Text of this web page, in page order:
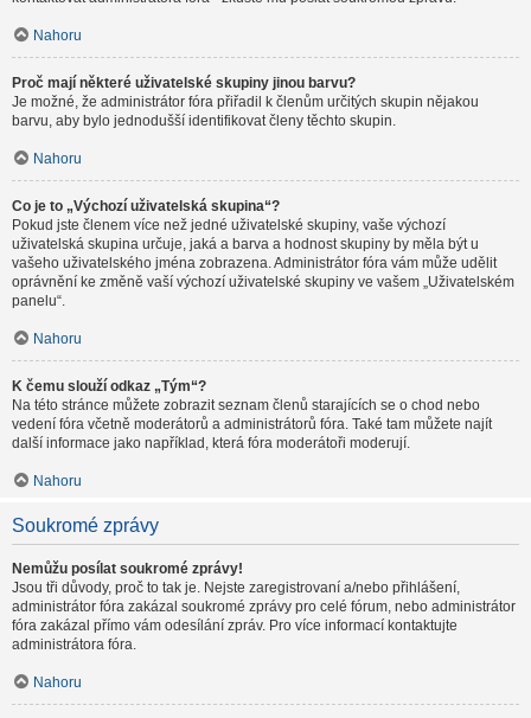
Nahoru
Proč mají některé uživatelské skupiny jinou barvu?
Je možné, že administrátor fóra přiřadil k členům určitých skupin nějakou
barvu, aby bylo jednodušší identifikovat členy těchto skupin.
Nahoru
Co je to „Výchozí uživatelská skupina“?
Pokud jste členem více než jedné uživatelské skupiny, vaše výchozí
uživatelská skupina určuje, jaká a barva a hodnost skupiny by měla být u
vašeho uživatelského jména zobrazena. Administrátor fóra vám může udělit
oprávnění ke změně vaší výchozí uživatelské skupiny ve vašem „Uživatelském
panelu“.
Nahoru
K čemu slouží odkaz „Tým“?
Na této stránce můžete zobrazit seznam členů starajících se o chod nebo
vedení fóra včetně moderátorů a administrátorů fóra. Také tam můžete najít
další informace jako například, která fóra moderátoři moderují.
Nahoru
Soukromé zprávy
Nemůžu posílat soukromé zprávy!
Jsou tři důvody, proč to tak je. Nejste zaregistrovaní a/nebo přihlášení,
administrátor fóra zakázal soukromé zprávy pro celé fórum, nebo administrátor
fóra zakázal přímo vám odesílání zpráv. Pro více informací kontaktujte
administrátora fóra.
Nahoru